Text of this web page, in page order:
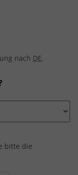
nach DE.
bitte die